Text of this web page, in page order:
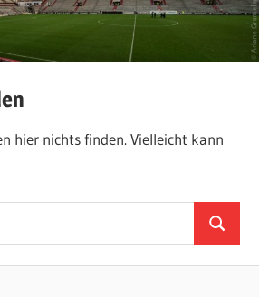
hier nichts finden. Vielleicht kann
Suchen